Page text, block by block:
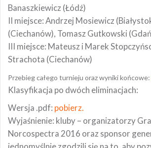
Banaszkiewicz (Łódź)
II miejsce: Andrzej Mosiewicz
(Ciechanów), Tomasz Gutkowski
III miejsce: Mateusz i Marek
Strachota (Ciechanów)
Przebieg całego turnieju oraz wyniki końcowe:
Klasyfikacja po dwóch eliminacjach:
Wersja .pdf: pobierz.
Wyjaśnienie: kluby – organizatorzy
Norcospectra 2016 oraz sponsor